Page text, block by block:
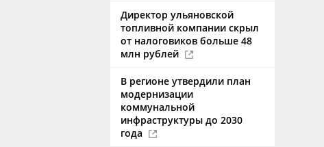
Директор ульяновской
топливной компании скрыл
от налоговиков больше 48
млн рублей
В регионе утвердили план
модернизации
коммунальной
инфраструктуры до 2030
года